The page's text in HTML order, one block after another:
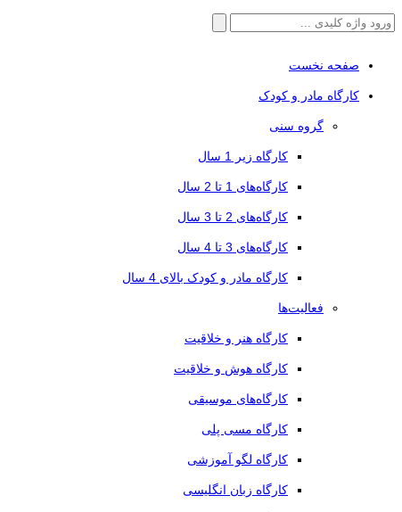
جستجو
صفحه نخست
کارگاه مادر و کودک
گروه سنی
کارگاه زیر 1 سال
کارگاه‌های 1 تا 2 سال
کارگاه‌های 2 تا 3 سال
کارگاه‌های 3 تا 4 سال
کارگاه مادر و کودک بالای 4 سال
فعالیت‌ها
کارگاه هنر و خلاقیت
کارگاه هوش و خلاقیت
کارگاه‌های موسیقی
کارگاه مسی پلی
کارگاه لگو آموزشی
کارگاه زبان انگلیسی